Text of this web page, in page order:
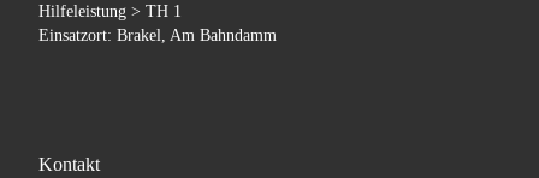
Hilfeleistung > TH 1
Einsatzort: Brakel, Am Bahndamm
Kontakt